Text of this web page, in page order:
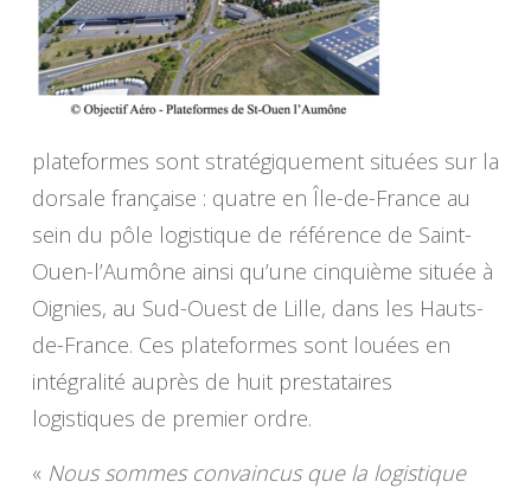
plateformes sont stratégiquement situées sur la
dorsale française : quatre en Île-de-France au
sein du pôle logistique de référence de Saint-
Ouen-l’Aumône ainsi qu’une cinquième située à
Oignies, au Sud-Ouest de Lille, dans les Hauts-
de-France. Ces plateformes sont louées en
intégralité auprès de huit prestataires
logistiques de premier ordre.
«Nous sommes convaincus que la logistique